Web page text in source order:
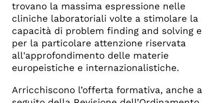
trovano la massima espressione nelle
cliniche laboratoriali volte a stimolare la
capacità di problem finding and solving e
per la particolare attenzione riservata
all'approfondimento delle materie
europeistiche e internazionalistiche.
Arricchiscono l’offerta formativa, anche a